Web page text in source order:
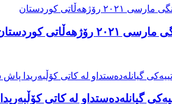
کوردستان
گیانلەدەستداو لە کاتی